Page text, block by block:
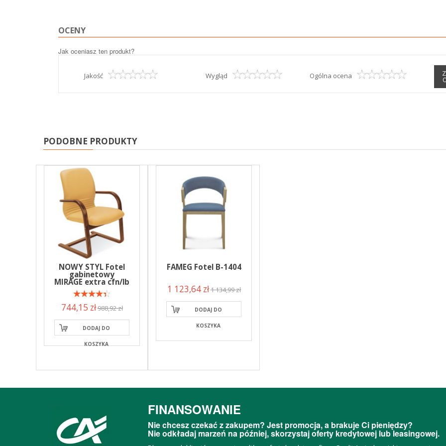
OCENY
Jak oceniasz ten produkt?
Jakość Wygląd Ogólna ocena
PODOBNE PRODUKTY
NOWY STYL Fotel
gabinetowy
MIRAGE extra cfn/lb
744,15 zł988,92 zł
DODAJ DO
KOSZYKA
FAMEG Fotel B-1404
1 123,64 zł1 134,99 zł
DODAJ DO
KOSZYKA
FINANSOWANIE
Nie chcesz czekać z zakupem? Jest promocja, a brakuje Ci pieniędzy?
Nie odkładaj marzeń na później, skorzystaj oferty kredytowej lub leasingowej.